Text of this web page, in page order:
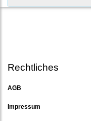
Rechtliches
AGB
Impressum